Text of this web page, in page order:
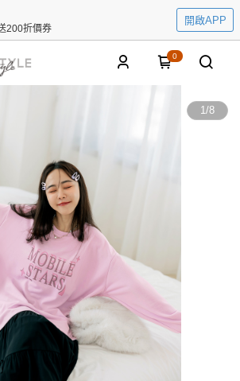
200折價券
開啟APP
0
1/8